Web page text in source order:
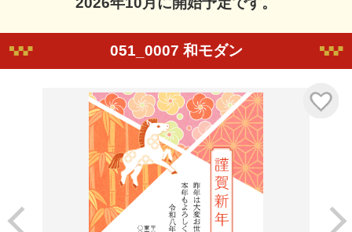
051_0007 和モダン